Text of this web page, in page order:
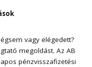
vagy elégedett?
megoldást. Az AB
pénzvisszafizetési